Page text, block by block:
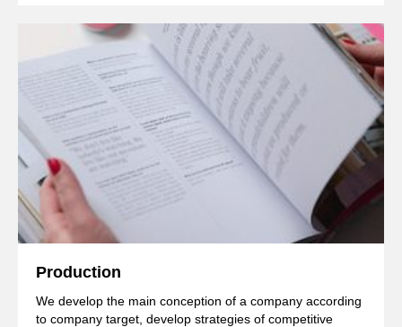
Production
We develop the main conception of a company according
to company target, develop strategies of competitive